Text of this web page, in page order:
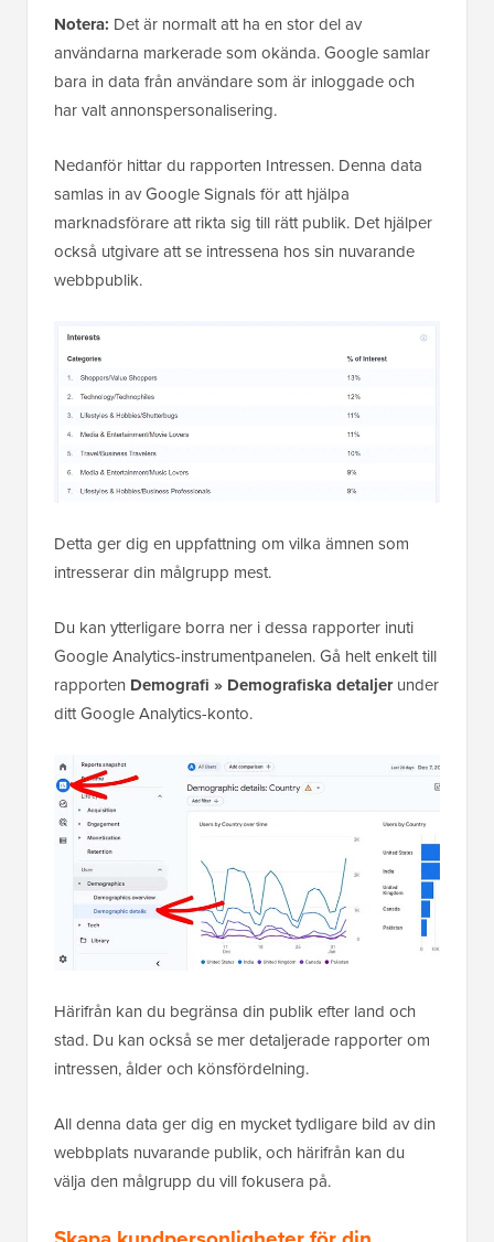
Notera: Det är normalt att ha en stor del av
användarna markerade som okända. Google samlar
bara in data från användare som är inloggade och
har valt annonspersonalisering.
Nedanför hittar du rapporten Intressen. Denna data
samlas in av Google Signals för att hjälpa
marknadsförare att rikta sig till rätt publik. Det hjälper
också utgivare att se intressena hos sin nuvarande
webbpublik.
Detta ger dig en uppfattning om vilka ämnen som
intresserar din målgrupp mest.
Du kan ytterligare borra ner i dessa rapporter inuti
Google Analytics-instrumentpanelen. Gå helt enkelt till
rapporten Demografi » Demografiska detaljerunder
ditt Google Analytics-konto.
Härifrån kan du begränsa din publik efter land och
stad. Du kan också se mer detaljerade rapporter om
intressen, ålder och könsfördelning.
All denna data ger dig en mycket tydligare bild av din
webbplats nuvarande publik, och härifrån kan du
välja den målgrupp du vill fokusera på.